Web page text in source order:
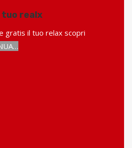
tuo realx
gratis il tuo relax scopri